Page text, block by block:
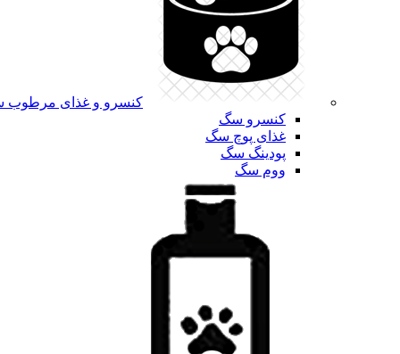
کنسرو و غذای
کنسرو سگ
غذای پوچ سگ
پودینگ سگ
ووم سگ